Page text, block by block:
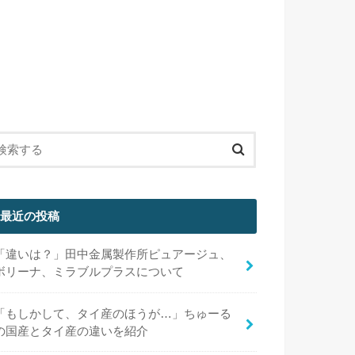
最近の投稿
「違いは？」田中金属製作所ピュアージュ、
リーナ、ミラブルプラスについて
「もしかして、タイ産のほうが…」ちゅーる
国産とタイ産の違いを紹介